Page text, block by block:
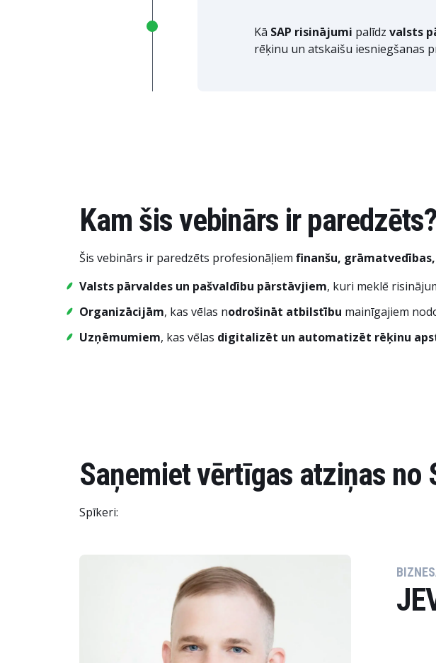
Kā SAP risinājumi palīdz valsts
rēķinu un atskaišu iesniegšanas
Kam šis vebinārs ir paredzēts?
Šis vebinārs ir paredzēts profesionāļiem finanšu,
Valsts pārvaldes un pašvaldību pārstāvjiem, kuri meklē
Organizācijām, kas vēlas nodrošināt atbilstību mainīgajiem
Uzņēmumiem, kas vēlas digitalizēt un automatizēt rēķinu
Saņemiet vērtīgas atziņas no
Spīkeri: